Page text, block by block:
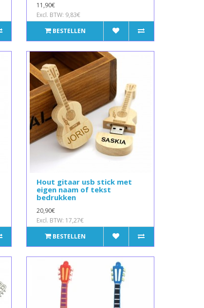
11,90€
Excl. BTW: 9,83€
BESTELLEN
Hout gitaar usb stick met
eigen naam of tekst
bedrukken
20,90€
Excl. BTW: 17,27€
BESTELLEN